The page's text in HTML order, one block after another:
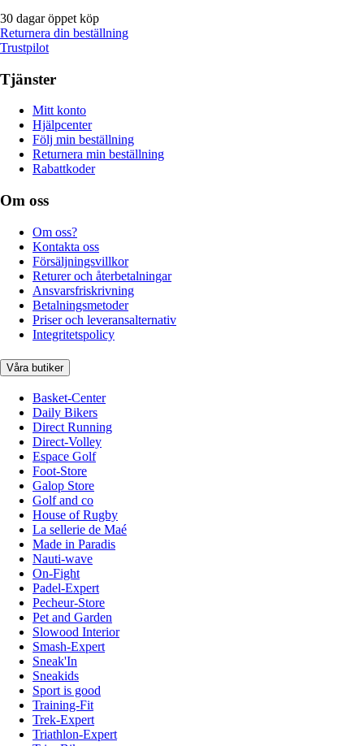
30 dagar öppet köp
Returnera din beställning
Trustpilot
Tjänster
Mitt konto
Hjälpcenter
Följ min beställning
Returnera min beställning
Rabattkoder
Om oss
Om oss?
Kontakta oss
Försäljningsvillkor
Returer och återbetalningar
Ansvarsfriskrivning
Betalningsmetoder
Priser och leveransalternativ
Integritetspolicy
Våra butiker
Basket-Center
Daily Bikers
Direct Running
Direct-Volley
Espace Golf
Foot-Store
Galop Store
Golf and co
House of Rugby
La sellerie de Maé
Made in Paradis
Nauti-wave
On-Fight
Padel-Expert
Pecheur-Store
Pet and Garden
Slowood Interior
Smash-Expert
Sneak'In
Sneakids
Sport is good
Training-Fit
Trek-Expert
Triathlon-Expert